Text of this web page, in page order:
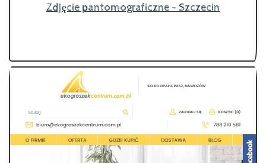
Zdjęcie pantomograficzne - Szczecin